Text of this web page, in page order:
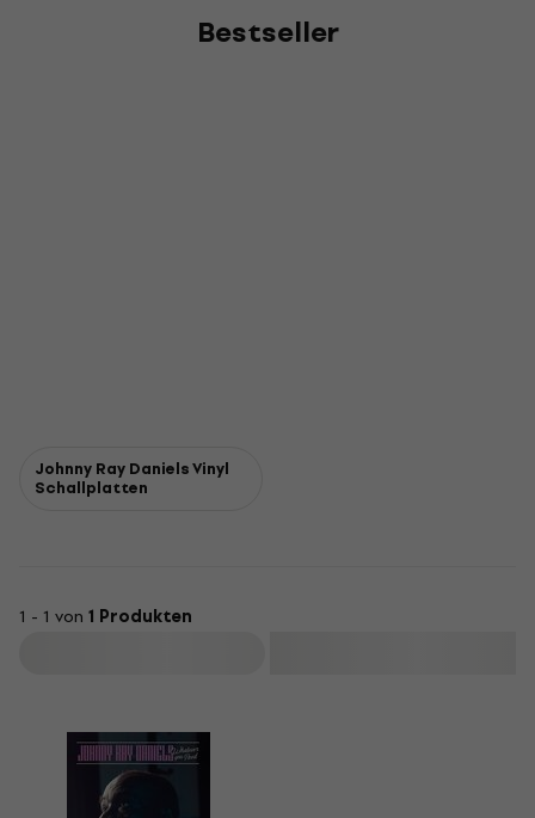
Bestseller
Johnny Ray Daniels Vinyl
Schallplatten
1 - 1 von 1 Produkten